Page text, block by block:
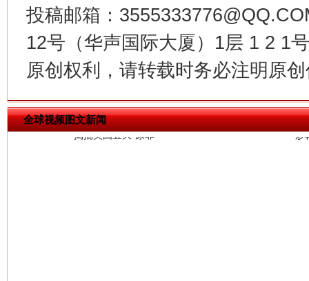
投稿邮箱：
12号（华声国际大厦）1层 1 2 1
原创权利，请转载时务必注明原
全球视频图文新闻
揭批美国五大"原罪" "